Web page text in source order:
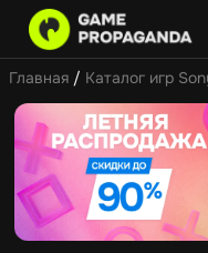
Главная / Каталог игр